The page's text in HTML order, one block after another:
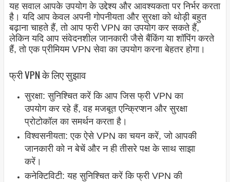
यह सवाल आपके उपयोग के उद्देश्य और आवश्यकता पर निर्भर करता
है। यदि आप केवल अपनी गोपनीयता और सुरक्षा को थोड़ी बहुत
बढ़ाना चाहते हैं, तो आप फ्री VPN का उपयोग कर सकते हैं,
लेकिन यदि आप संवेदनशील जानकारी जैसे बैंकिंग या शॉपिंग करते
हैं, तो एक प्रीमियम VPN सेवा का उपयोग करना बेहतर होगा।
फ्री VPN के लिए सुझाव
सुरक्षा: सुनिश्चित करें कि आप जिस फ्री VPN का
उपयोग कर रहे हैं, वह मजबूत एन्क्रिप्शन और सुरक्षा
प्रोटोकॉल का समर्थन करता है।
विश्वसनीयता: एक ऐसे VPN का चयन करें, जो आपकी
जानकारी को न बेचें और न ही तीसरे पक्ष के साथ साझा
करें।
कनेक्टिविटी: यह सुनिश्चित करें कि फ्री VPN की